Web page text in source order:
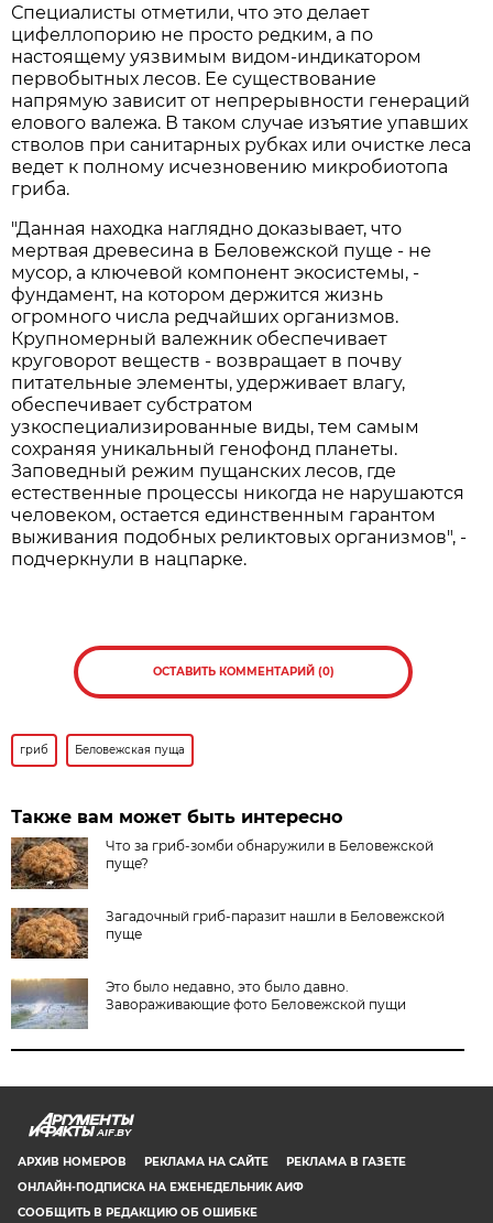
Специалисты отметили, что это делает
цифеллопорию не просто редким, а по
настоящему уязвимым видом-индикатором
первобытных лесов. Ее существование
напрямую зависит от непрерывности генераций
елового валежа. В таком случае изъятие упавших
стволов при санитарных рубках или очистке леса
ведет к полному исчезновению микробиотопа
гриба.
"Данная находка наглядно доказывает, что
мертвая древесина в Беловежской пуще - не
мусор, а ключевой компонент экосистемы, -
фундамент, на котором держится жизнь
огромного числа редчайших организмов.
Крупномерный валежник обеспечивает
круговорот веществ - возвращает в почву
питательные элементы, удерживает влагу,
обеспечивает субстратом
узкоспециализированные виды, тем самым
сохраняя уникальный генофонд планеты.
Заповедный режим пущанских лесов, где
естественные процессы никогда не нарушаются
человеком, остается единственным гарантом
выживания подобных реликтовых организмов", -
подчеркнули в нацпарке.
ОСТАВИТЬ КОММЕНТАРИЙ (0)
гриб Беловежская пуща
Также вам может быть интересно
Что за гриб-зомби обнаружили в Беловежской
пуще?
Загадочный гриб-паразит нашли в Беловежской
пуще
Это было недавно, это было давно.
Завораживающие фото Беловежской пущи
AIF.BY
АРХИВ НОМЕРОВ РЕКЛАМА НА САЙТЕ
РЕКЛАМА В ГАЗЕТЕ
ОНЛАЙН-ПОДПИСКА НА ЕЖЕНЕДЕЛЬНИК АИФ
СООБЩИТЬ В РЕДАКЦИЮ ОБ ОШИБКЕ